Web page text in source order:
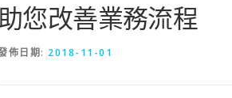
您改善業務流程
佈日期: 2018-11-01